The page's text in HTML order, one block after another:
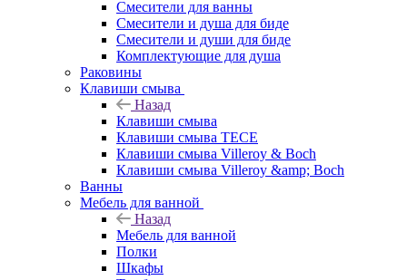
Смесители для ванны
Смесители и душа для биде
Смесители и души для биде
Комплектующие для душа
Раковины
Клавиши смыва
Назад
Клавиши смыва
Клавиши смыва TECE
Клавиши смыва Villeroy & Boch
Клавиши смыва Villeroy &amp; Boch
Ванны
Мебель для ванной
Назад
Мебель для ванной
Полки
Шкафы